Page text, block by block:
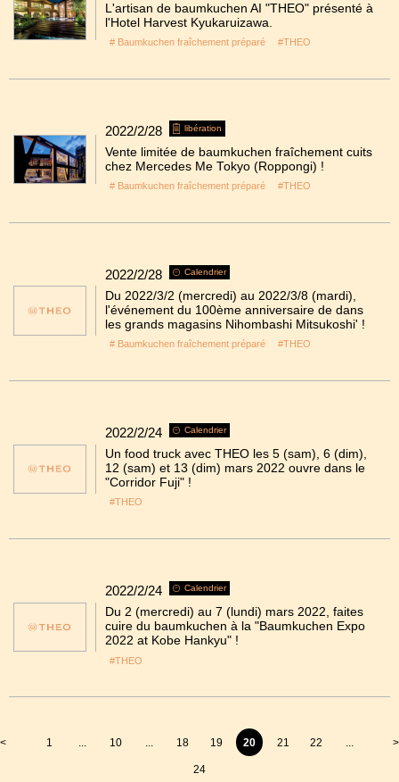
L'artisan de baumkuchen AI "THEO" présenté à
l'Hotel Harvest Kyukaruizawa.
# Baumkuchen fraîchement préparé #THEO
2022/2/28 libération
Vente limitée de baumkuchen fraîchement cuits
chez Mercedes Me Tokyo (Roppongi) !
# Baumkuchen fraîchement préparé #THEO
2022/2/28 Calendrier
Du 2022/3/2 (mercredi) au 2022/3/8 (mardi),
l'événement du 100ème anniversaire de dans
les grands magasins Nihombashi Mitsukoshi' !
# Baumkuchen fraîchement préparé #THEO
2022/2/24 Calendrier
Un food truck avec THEO les 5 (sam), 6 (dim),
12 (sam) et 13 (dim) mars 2022 ouvre dans le
"Corridor Fuji" !
#THEO
2022/2/24 Calendrier
Du 2 (mercredi) au 7 (lundi) mars 2022, faites
cuire du baumkuchen à la "Baumkuchen Expo
2022 at Kobe Hankyu" !
#THEO
1
< 10 18 19 20 21 22 >
24